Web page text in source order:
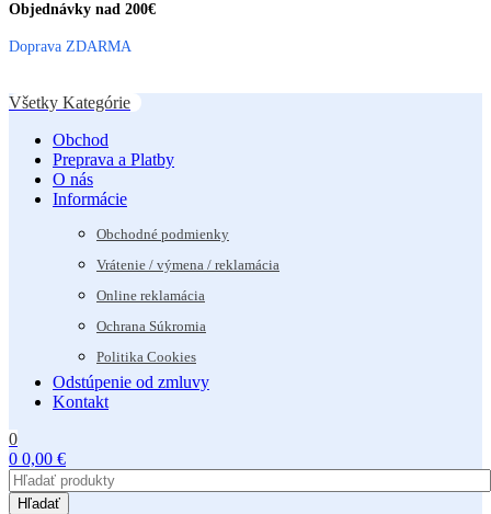
Objednávky nad 200€
Doprava ZDARMA
Všetky Kategórie
Obchod
Preprava a Platby
O nás
Informácie
Obchodné podmienky
Vrátenie / výmena / reklamácia
Online reklamácia
Ochrana Súkromia
Politika Cookies
Odstúpenie od zmluvy
Kontakt
0
0 0,00 €
Hľadať